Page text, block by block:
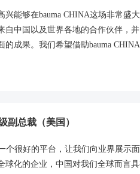
兴能够在bauma CHINA这场非常盛
自中国以及世界各地的合作伙伴，
的成果。我们希望借助bauma
副总裁（美国）
个很好的平台，让我们向业界展示
球化的企业，中国对我们全球而言具